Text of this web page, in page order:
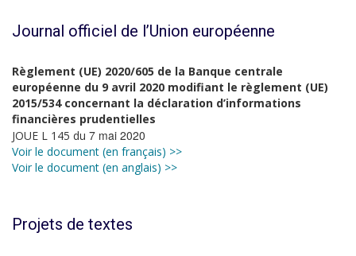
Journal officiel de l’Union européenne
Règlement (UE) 2020/605 de la Banque centrale
européenne du 9 avril 2020 modifiant le règlement (UE)
2015/534 concernant la déclaration d’informations
financières prudentielles
JOUE L 145 du 7 mai 2020
Voir le document (en français) >>
Voir le document (en anglais) >>
Projets de textes